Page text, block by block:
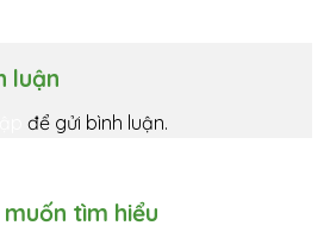
luận
để gửi bình luận.
muốn tìm hiểu